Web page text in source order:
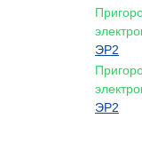
ЭР2
ЭР2